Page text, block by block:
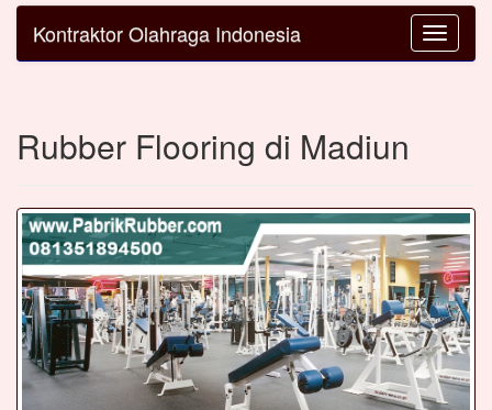
Toggle
Kontraktor Olahraga Indonesia
Rubber Flooring di Madiun